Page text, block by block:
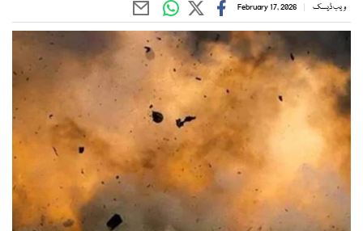
ویب ڈیسک February 17, 2026